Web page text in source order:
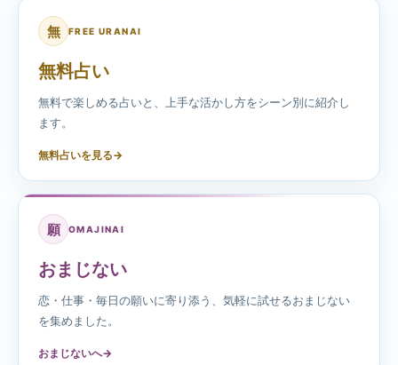
無 FREE URANAI
無料占い
無料で楽しめる占いと、上手な活かし方をシーン別に紹介し
ます。
無料占いを見る→
願 OMAJINAI
おまじない
恋・仕事・毎日の願いに寄り添う、気軽に試せるおまじない
を集めました。
おまじないへ→